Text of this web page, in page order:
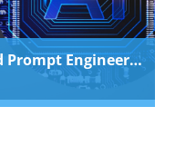
Mastering AI Tools and Prompt Engineering